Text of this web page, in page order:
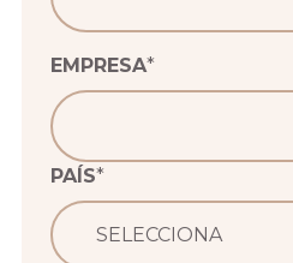
EMPRESA*
PAÍS*